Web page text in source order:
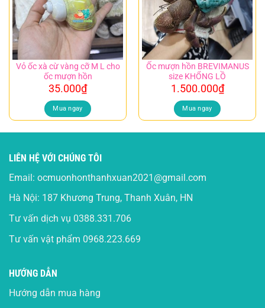
Vỏ ốc xà cừ vàng cỡ M L cho
ốc mượn hồn
35.000₫
Mua ngay
Ốc mượn hồn BREVIMANUS
size KHỔNG LỒ
1.500.000₫
Mua ngay
LIÊN HỆ VỚI CHÚNG TÔI
Email: ocmuonhonthanhxuan2021@gmail.com
Hà Nội: 187 Khương Trung, Thanh Xuân, HN
Tư vấn dịch vụ 0388.331.706
Tư vấn vật phẩm 0968.223.669
HƯỚNG DẪN
Hướng dẫn mua hàng